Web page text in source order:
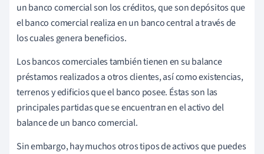
un banco comercial son los créditos, que son depósitos que
el banco comercial realiza en un banco central a través de
los cuales genera beneficios.
Los bancos comerciales también tienen en su balance
préstamos realizados a otros clientes, así como existencias,
terrenos y edificios que el banco posee. Éstas son las
principales partidas que se encuentran en el activo del
balance de un banco comercial.
Sin embargo, hay muchos otros tipos de activos que puedes